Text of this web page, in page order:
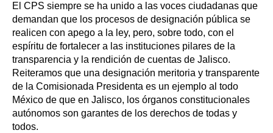
El CPS siempre se ha unido a las voces ciudadanas que
demandan que los procesos de designación pública se
realicen con apego a la ley, pero, sobre todo, con el
espíritu de fortalecer a las instituciones pilares de la
transparencia y la rendición de cuentas de Jalisco.
Reiteramos que una designación meritoria y transparente
de la Comisionada Presidenta es un ejemplo al todo
México de que en Jalisco, los órganos constitucionales
autónomos son garantes de los derechos de todas y
todos.